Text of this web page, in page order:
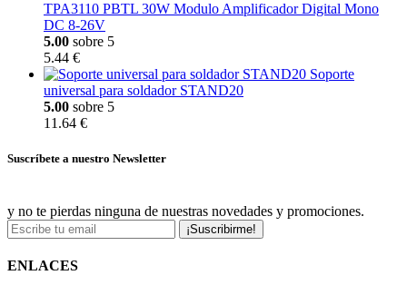
TPA3110 PBTL 30W Modulo Amplificador Digital Mono
DC 8-26V
5.00 sobre 5
5.44 €
Soporte
universal para soldador STAND20
5.00 sobre 5
11.64 €
Suscríbete a nuestro Newsletter
y no te pierdas ninguna de nuestras novedades y promociones.
¡Suscribirme!
ENLACES